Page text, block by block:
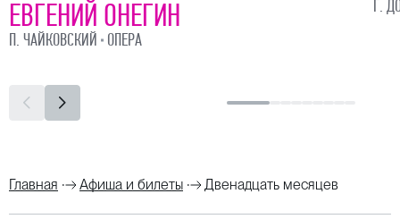
ЕВГЕНИЙ ОНЕГИН
П. ЧАЙКОВСКИЙ ОПЕРА
Г.
Главная Афиша и билеты Двенадцать месяцев